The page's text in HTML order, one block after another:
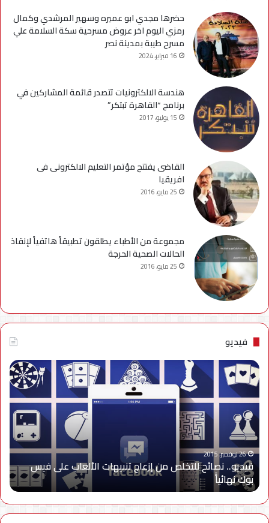
حضرها مجدي ابو عميره وسهير المرشدي وكمال
رمزي اليوم اخر عروض مسرحية سكة السلامة علي
مسرح طيبة بمدينة نصر
16 فبراير، 2024
هندسة الالكترونيات تتصدر قائمة المشاركين في
برنامج “القاهرة تبتكر”
15 يوليو، 2017
القاضى يفتتح مؤتمر التعليم الالكترونى فى
افريقيا
25 مايو، 2016
مجموعة من الأطباء يطلقون تطبيقاً هاتفياً لإنقاذ
الحالات الصحية الحرجة
25 مايو، 2016
فيديو
فيديو..
نصائح
للتخلص
من
إزعاج
تنبيهات
الألعاب
على
فيس
بوك
نهائياًَ
26 نوفمبر، 2015
فيديو.. نصائح للتخلص من إزعاج تنبيهات الألعاب على فيس
بوك نهائياًَ